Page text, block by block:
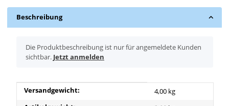
Beschreibung
x
Die Produktbeschreibung ist nur für angemeldete Kunden
sichtbar. Jetzt anmelden
Produkteigenschaft
Wert
Versandgewicht:
4,00 kg